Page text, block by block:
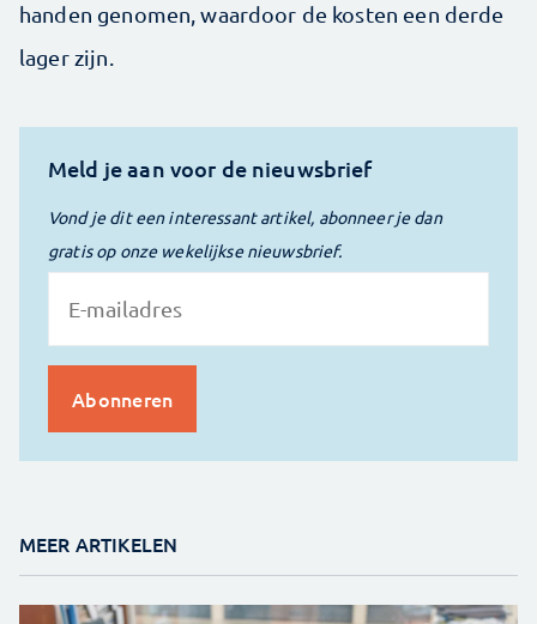
handen genomen, waardoor de kosten een derde
lager zijn.
Meld je aan voor de nieuwsbrief
Vond je dit een interessant artikel, abonneer je dan
gratis op onze wekelijkse nieuwsbrief.
MEER ARTIKELEN